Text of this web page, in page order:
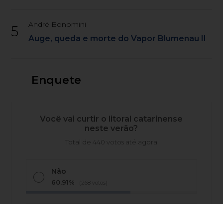
5 André Bonomini
Auge, queda e morte do Vapor Blumenau II
Enquete
Você vai curtir o litoral catarinense
neste verão?
Total de 440 votos até agora
Não
60,91% (268 votos)